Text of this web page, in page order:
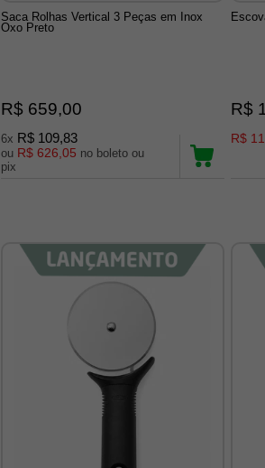
Saca Rolhas Vertical 3 Peças em Inox
Oxo Preto
R$ 659,00
6x R$ 109,83
ou R$ 626,05 no boleto ou
pix
R$
R$